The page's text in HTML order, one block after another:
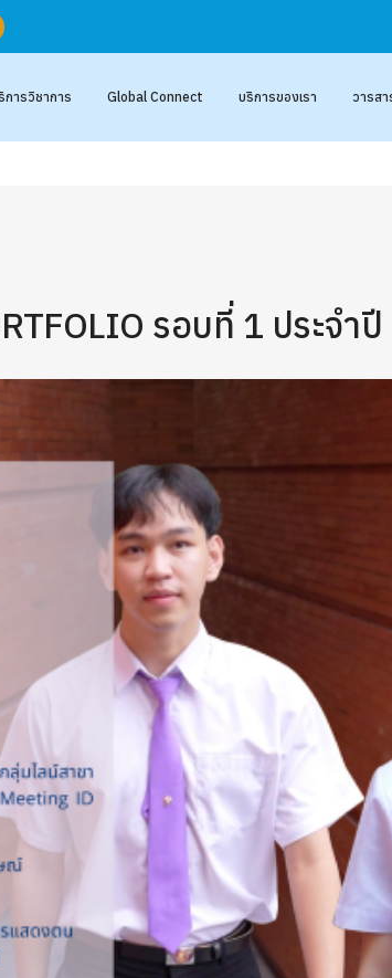
การวิชาการ Global Connect บริการของเรา วารส
รอบที่ 1 ประจำ